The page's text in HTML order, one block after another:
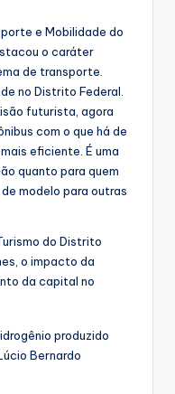
e Mobilidade do
o caráter
de transporte.
no Distrito Federal.
futurista, agora
com o que há de
eficiente. É uma
quanto para quem
modelo para outras
do Distrito
o impacto da
da capital no
produzido
Bernardo